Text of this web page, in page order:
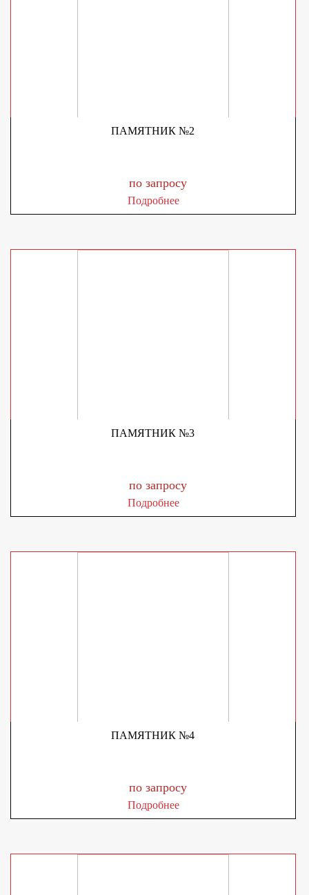
ПАМЯТНИК №2
по запросу
Подробнее
ПАМЯТНИК №3
по запросу
Подробнее
ПАМЯТНИК №4
по запросу
Подробнее